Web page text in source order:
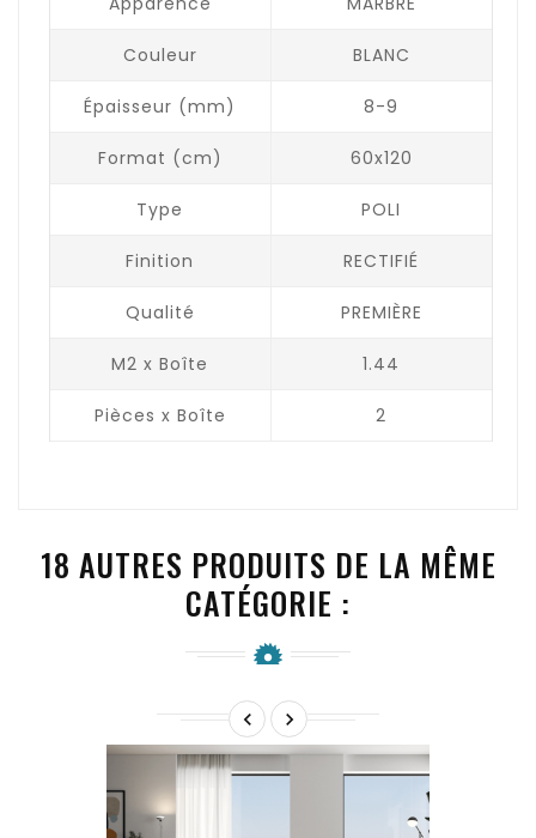
Couleur BLANC
Épaisseur (mm) 8-9
Format (cm) 60x120
Type POLI
Finition RECTIFIÉ
Qualité PREMIÈRE
M2 x Boîte 1.44
Pièces x Boîte 2
18 AUTRES PRODUITS DE LA MÊME
CATÉGORIE :
 